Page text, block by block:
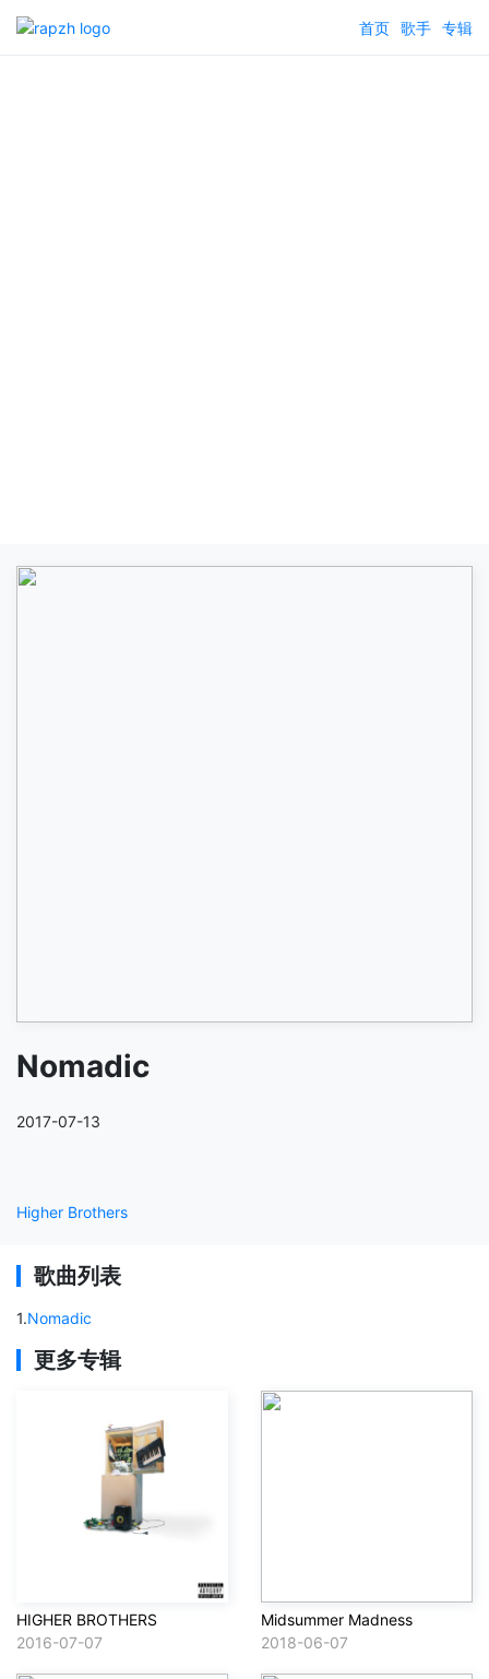
首页 歌手 专辑
Nomadic
2017-07-13
Higher Brothers
歌曲列表
1.Nomadic
更多专辑
HIGHER BROTHERS
2016-07-07
Midsummer Madness
2018-06-07